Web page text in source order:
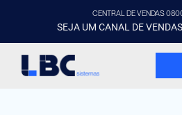
CENTRAL DE VENDAS
SEJA UM CANAL DE VENDAS